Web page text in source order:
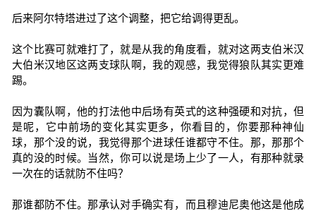
后来阿尔特塔进过了这个调整，把它给调得更乱。
这个比赛可就难打了，就是从我的角度看，就对这两支伯米汉
大伯米汉地区这两支球队啊，我的观感，我觉得狼队其实更难
踢。
因为囊队啊，他的打法他中后场有英式的这种强硬和对抗，但
是呢，它中前场的变化其实更多，你看目的，你要那种神仙
球，那个没的说，我觉得那个进球任谁都守不住。那，那那个
真的没的时候。当然，你可以说是场上少了一人，有那种就录
一次在的话就防不住吗？
那谁都防不住。那承认对手确实有，而且穆迪尼奥他这是他成